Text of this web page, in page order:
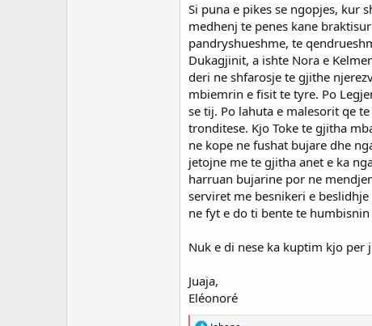
Si puna e pikes se ngopjes, kur
medhenj te penes kane
pandryshueshme, te
Dukagjinit, a ishte Nora e
deri ne shfarosje te gjithe
mbiemrin e fisit te tyre. Po
se tij. Po lahuta e malesorit qe
tronditese. Kjo Toke te gjitha
ne kope ne fushat bujare dhe
jetojne me te gjitha anet e ka
harruan bujarine por ne
serviret me besnikeri e beslidhje
ne fyt e do ti bente te humbisnin
Nuk e di nese ka kuptim kjo
Juaja,
Eléonoré